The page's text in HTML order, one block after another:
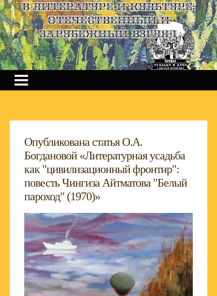
в литературе и культуре:
отечественный и
зарубежный взгляд
Опубликована статья О.А.
Богдановой «Литературная усадьба
как "цивилизационный фронтир":
повесть Чингиза Айтматова "Белый
пароход" (1970)»